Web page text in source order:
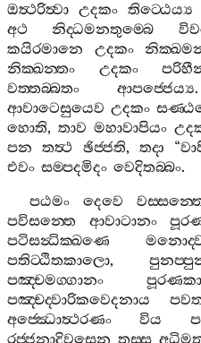
ඔත්‍ථරිත්‍වා උදකං තිට‍්ඨෙය්‍ය
අථ
නිද‍්ධමනතුම‍්බෙ
කයිරමානෙ
උදකං
නික‍්ඛන‍්තං
උදකං
වත‍්තබ‍්බතං
ආපජ‍්ජෙය්‍ය
ආවාටෙසුයෙව උදකං
හොති, තාව මහාවාපියං
පන
තත්‍ථ ඡිජ‍්ජති, තදා “
එවං සම‍්පදමිදං වෙදිතබ‍්බං.
පඨමං
දෙවෙ
පවිසන‍්තෙ
ආවාටානං
පටිසන්‍ධික‍්ඛණෙ
පතිට‍්ඨිතකාලො,
පඤ‍්චමග‍්ගානං
පඤ‍්චද‍්වාරිකවෙදනාය
අජ‍්ඣොත්‍ථරණං
විය